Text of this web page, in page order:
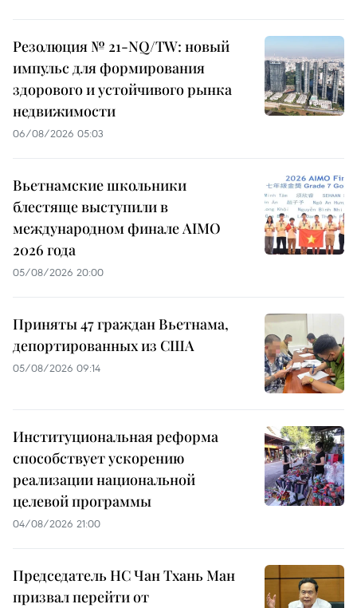
Резолюция № 21-NQ/TW: новый
импульс для формирования
здорового и устойчивого рынка
недвижимости
06/08/2026 05:03
Вьетнамские школьники
блестяще выступили в
международном финале AIMO
2026 года
05/08/2026 20:00
Приняты 47 граждан Вьетнама,
депортированных из США
05/08/2026 09:14
Институциональная реформа
способствует ускорению
реализации национальной
целевой программы
04/08/2026 21:00
Председатель НС Чан Тхань Ман
призвал перейти от